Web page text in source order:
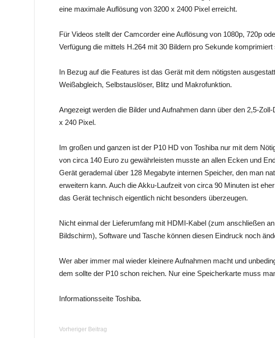
eine maximale Auflösung von 3200 x 2400 Pixel erreicht.
Für Videos stellt der Camcorder eine Auflösung von 1080p, 720p
Verfügung die mittels H.264 mit 30 Bildern pro Sekunde komprimiert
In Bezug auf die Features ist das Gerät mit dem nötigsten
Weißabgleich, Selbstauslöser, Blitz und Makrofunktion.
Angezeigt werden die Bilder und Aufnahmen dann über den 2,5-
x 240 Pixel.
Im großen und ganzen ist der P10 HD von Toshiba nur mit dem
von circa 140 Euro zu gewährleisten musste an allen Ecken und
Gerät gerademal über 128 Megabyte internen Speicher, den man
erweitern kann. Auch die Akku-Laufzeit von circa 90 Minuten ist
das Gerät technisch eigentlich nicht besonders überzeugen.
Nicht einmal der Lieferumfang mit HDMI-Kabel (zum anschließen
Bildschirm), Software und Tasche können diesen Eindruck noch
Wer aber immer mal wieder kleinere Aufnahmen macht und
dem sollte der P10 schon reichen. Nur eine Speicherkarte muss
Informationsseite Toshiba.
Vorheriger Beitrag